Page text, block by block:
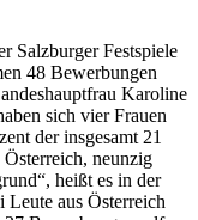
Salzburger Festspiele
48 Bewerbungen
Karoline
sich vier Frauen
der insgesamt 21
neunzig
heißt es in der
Leute aus Österreich